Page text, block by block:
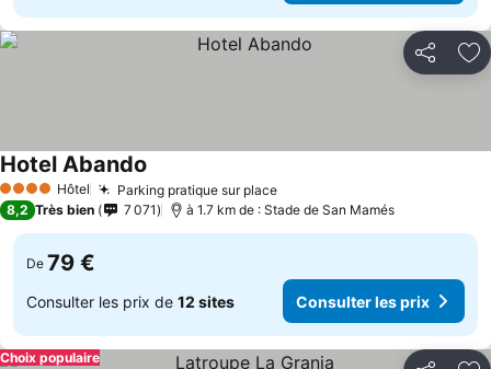
Partager
4 Étoiles Hôtel Parking pratique sur place
Hotel Abando
8,2 Très bien 7 071 à 1.7 km de : Stade de San Mamés
De 79 €
Consulter les prix de 12 sites Consulter les prix
Choix populaire